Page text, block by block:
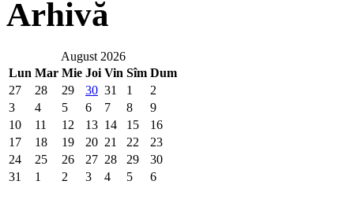
Arhivă
August 2026
Lun Mar Mie Joi Vin Sîm Dum
27
28 29 30 31 1
2
3
4 5 6 7 8
9
10
11 12 13 14 15
16
17
18 19 20 21 22
23
24
25 26 27 28 29
30
31
1 2 3 4 5 6